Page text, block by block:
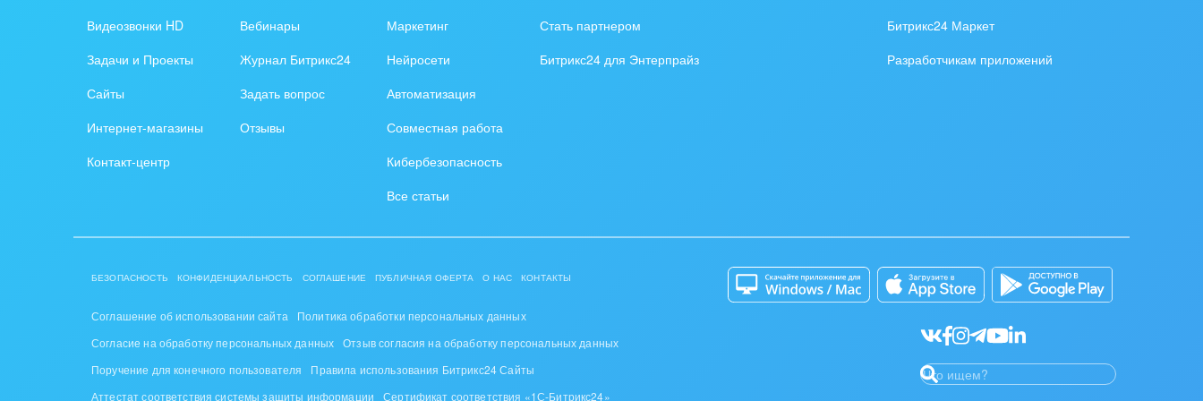
Создание сайтов
Интернет-магазин и CRM
внедрения
Внедрение для медицины
Внедрение онлайн-
/ Интранета
Общественно-политические
организации
СМИ, издательства,
благоустройство
Транспорт, Авиация,
автобизнес
Видеозвонки HD
Задачи и Проекты
Сайты
Интернет-магазины
Контакт-центр
Вебинары
Журнал Битрикс24
Задать вопрос
Отзывы
Маркетинг
Нейросети
Автоматизация
Совместная работа
Кибербезопасность
Все статьи
Стать партнером
Битрикс24 для Энтерпрайз
Битрикс24 Маркет
Разработчикам приложений
БЕЗОПАСНОСТЬ КОНФИДЕНЦИАЛЬНОСТЬ СОГЛАШЕНИЕ ПУБЛИЧНАЯ ОФЕРТА О НАС КОНТАКТЫ
Соглашение об использовании сайта
Политика обработки персональных данных
Согласие на обработку персональных данных Отзыв согласия на обработку персональных данных
Поручение для конечного пользователя
Правила использования Битрикс24 Сайты
Аттестат соответствия системы защиты информации
Сертификат соответствия «1С-Битрикс24»